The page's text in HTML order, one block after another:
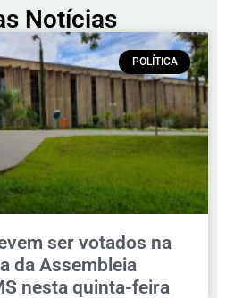
Notícias
POLÍTICA
ser votados na
da Assembleia
nesta quinta-feira